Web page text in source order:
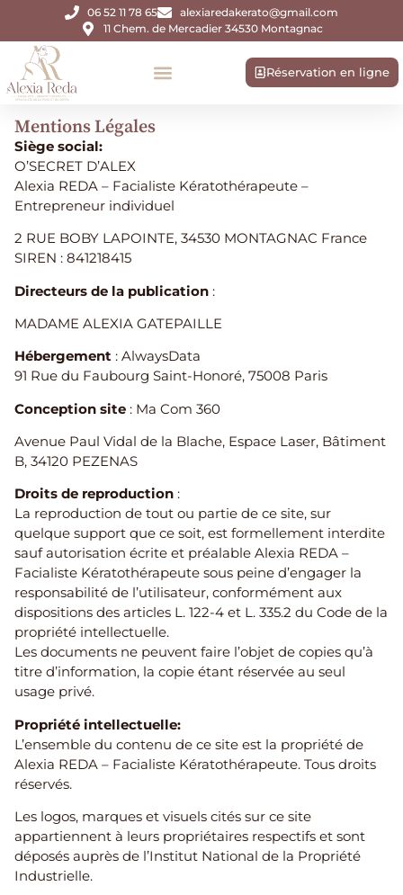
06 52 11 78 65
alexiaredakerato@gmail.com
11 Chem. de Mercadier 34530 Montagnac
Réservation en ligne
Mentions Légales
Siège social:
O’SECRET D’ALEX
Alexia REDA – Facialiste Kératothérapeute –
Entrepreneur individuel
2 RUE BOBY LAPOINTE, 34530 MONTAGNAC France
SIREN : 841218415
Directeurs de la publication :
MADAME ALEXIA GATEPAILLE
​​Hébergement : AlwaysData
91 Rue du Faubourg Saint-Honoré, 75008 Paris
​Conception site : Ma Com 360
Avenue Paul Vidal de la Blache, Espace Laser, Bâtiment
B, 34120 PEZENAS
Droits de reproduction :
La reproduction de tout ou partie de ce site, sur
quelque support que ce soit, est formellement interdite
sauf autorisation écrite et préalable Alexia REDA –
Facialiste Kératothérapeute sous peine d’engager la
responsabilité de l’utilisateur, conformément aux
dispositions des articles L. 122-4 et L. 335.2 du Code de la
propriété intellectuelle.
Les documents ne peuvent faire l’objet de copies qu’à
titre d’information, la copie étant réservée au seul
usage privé.
Propriété intellectuelle:
L’ensemble du contenu de ce site est la propriété de
Alexia REDA – Facialiste Kératothérapeute. Tous droits
réservés.
Les logos, marques et visuels cités sur ce site
appartiennent à leurs propriétaires respectifs et sont
déposés auprès de l’Institut National de la Propriété
Industrielle.